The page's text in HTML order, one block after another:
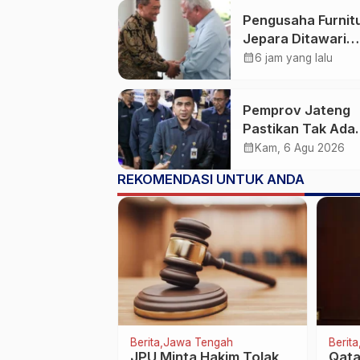
Pengusaha
Jepara Ditawari
Perluasan Pangsa
calendar_month6 jam yang lalu
Pemprov Jateng
Pastikan Tak Ada
Kendala
Pemangkasan
ke Daerah
calendar_month Kam, 6 Agu 2026
REKOMENDASI UNTUK ANDA
Olahraga
Persib Bandung Menang
Berita